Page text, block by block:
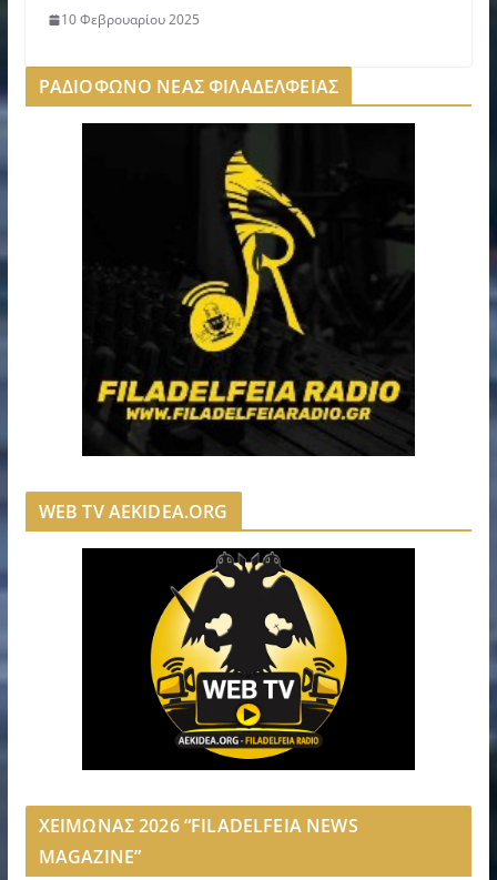
10 Φεβρουαρίου 2025
ΡΑΔΙΟΦΩΝΟ ΝΕΑΣ ΦΙΛΑΔΕΛΦΕΙΑΣ
WEB TV AEKIDEA.ORG
ΧΕΙΜΩΝΑΣ 2026 “FILADELFEIA NEWS
MAGAZINE”